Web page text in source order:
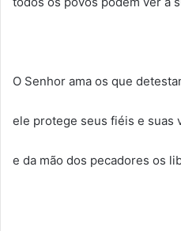
O Senhor ama os que
ele protege seus fiéis e suas
e da mão dos pecadores os